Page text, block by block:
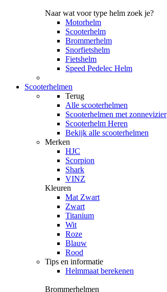
Naar wat voor type helm zoek je?
Motorhelm
Scooterhelm
Brommerhelm
Snorfietshelm
Fietshelm
Speed Pedelec Helm
Scooterhelmen
Terug
Alle scooterhelmen
Scooterhelmen met zonnevizier
Scooterhelm Heren
Bekijk alle scooterhelmen
Merken
HJC
Scorpion
Shark
VINZ
Kleuren
Mat Zwart
Zwart
Titanium
Wit
Roze
Blauw
Rood
Tips en informatie
Helmmaat berekenen
Brommerhelmen